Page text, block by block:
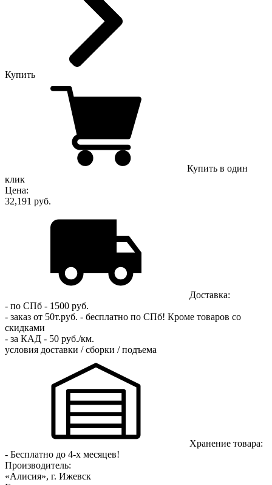
Купить
Купить в один
клик
Цена:
32,191 руб.
Доставка:
- по СПб - 1500 руб.
- заказ от 50т.руб. - бесплатно по СПб! Кроме товаров со
скидками
- за КАД - 50 руб./км.
условия доставки / сборки / подъема
Хранение товара:
- Бесплатно до 4-х месяцев!
Производитель:
«Алисия», г. Ижевск